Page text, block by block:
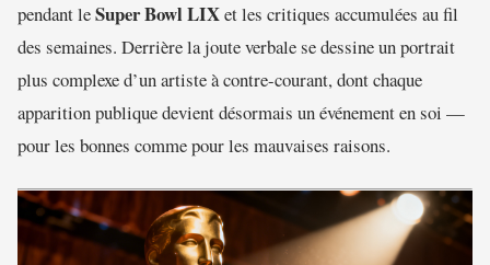
pendant leSuper Bowl LIXet les critiques accumulées au fil
des semaines. Derrière la joute verbale se dessine un portrait
plus complexe d’un artiste à contre-courant, dont chaque
apparition publique devient désormais un événement en soi —
pour les bonnes comme pour les mauvaises raisons.